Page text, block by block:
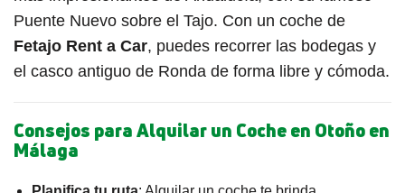
Puente Nuevo sobre el Tajo. Con un coche de
Fetajo Rent a Car, puedes recorrer las bodegas y
el casco antiguo de Ronda de forma libre y cómoda.
Consejos para Alquilar un Coche en Otoño en
Málaga